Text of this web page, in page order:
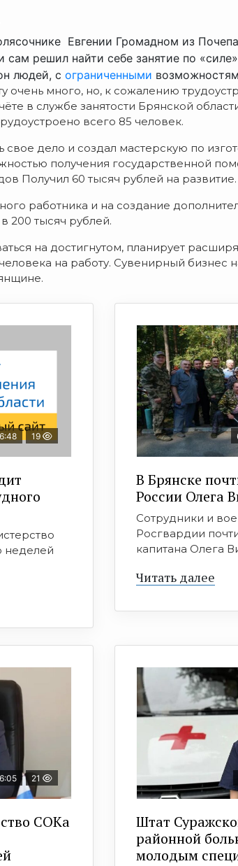
Евгении Громадном из
решил найти себе занятие по
людей, с ограниченными
много, но, к сожалению
в службе занятости Брянской
всего 85 человек.
дело и создал мастерскую по
получения государственной
Получил 60 тысяч рублей на развитие.
работника и на создание
200 тысяч рублей.
на достигнутом, планирует
на работу. Сувенирный бизнес
19
неделей
В Брянске
России Олега
Сотрудники и
Росгвардии
капитана Олега
Читать далее
21
СОКа
Штат
районной
молодым